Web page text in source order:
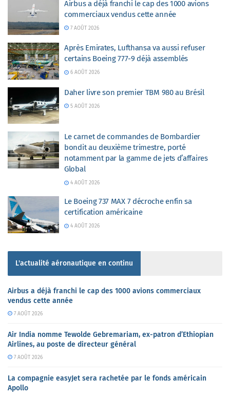
Airbus a déjà franchi le cap des 1000 avions
commerciaux vendus cette année
7 AOÛT 2026
Après Emirates, Lufthansa va aussi refuser
certains Boeing 777-9 déjà assemblés
6 AOÛT 2026
Daher livre son premier TBM 980 au Brésil
5 AOÛT 2026
Le carnet de commandes de Bombardier
bondit au deuxième trimestre, porté
notamment par la gamme de jets d’affaires
Global
4 AOÛT 2026
Le Boeing 737 MAX 7 décroche enfin sa
certification américaine
4 AOÛT 2026
L'actualité aéronautique en continu
Airbus a déjà franchi le cap des 1000 avions commerciaux
vendus cette année
7 AOÛT 2026
Air India nomme Tewolde Gebremariam, ex-patron d’Ethiopian
Airlines, au poste de directeur général
7 AOÛT 2026
La compagnie easyJet sera rachetée par le fonds américain
Apollo